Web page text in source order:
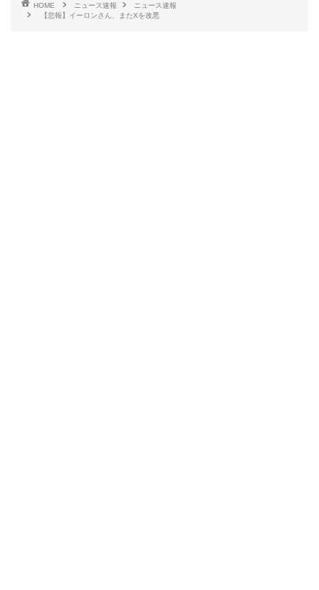
HOME ニュース速報
ニュース速報
【悲報】イーロンさん、またXを改悪